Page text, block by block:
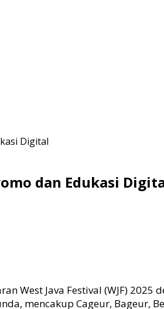
Digital
dan Edukasi
West Java Festival (WJF) 2025
mencakup Cageur, Bageur,